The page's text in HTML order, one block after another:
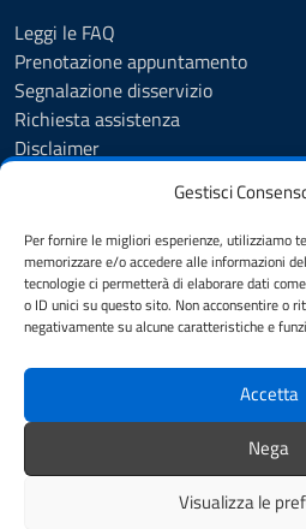
Gestisci
Per fornire le migliori esperienze, utilizziamo
memorizzare e/o accedere alle informazioni
tecnologie ci permetterà di elaborare dati
o ID unici su questo sito. Non acconsentire o
negativamente su alcune caratteristiche e
Accetta
Nega
Visualizza le
Leggi le FAQ
Prenotazione appuntamento
Segnalazione disservizio
Richiesta assistenza
Disclaimer
Cookie Policy
Informativa privacy
Dichiarazione di accessibilità
Note legali
SEGUICI SU
YouTube Facebook